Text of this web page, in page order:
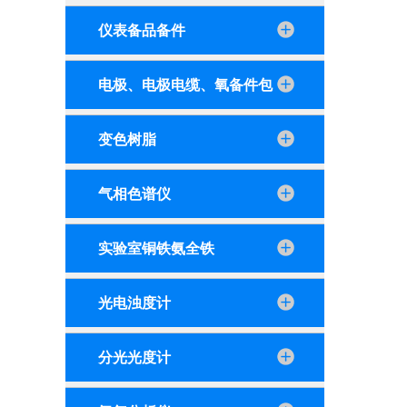
仪表备品备件
电极、电极电缆、氧备件包
变色树脂
气相色谱仪
实验室铜铁氨全铁
光电浊度计
分光光度计